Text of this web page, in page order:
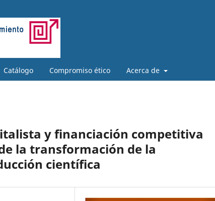
Catálogo Compromiso ético Acerca de
y financiación competitiva
la transformación de la
científica